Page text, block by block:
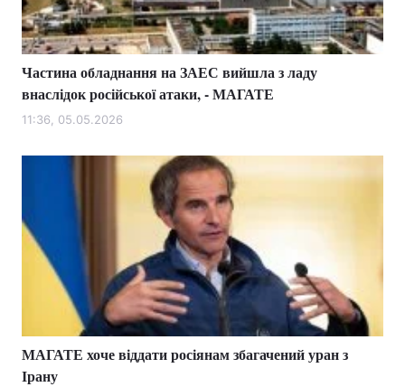
Частина обладнання на ЗАЕС вийшла з ладу
внаслідок російської атаки, - МАГАТЕ
11:36, 05.05.2026
МАГАТЕ хоче віддати росіянам збагачений уран з
Ірану